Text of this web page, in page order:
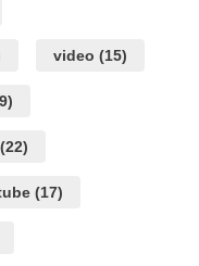
video (15)
(22)
(17)